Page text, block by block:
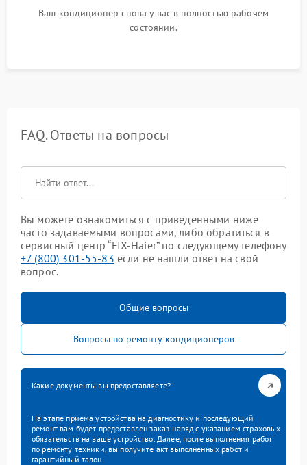
Ваш кондиционер снова у вас в полностью рабочем
состоянии.
FAQ. Ответы на вопросы
Вы можете ознакомиться с приведенными ниже
часто задаваемыми вопросами, либо обратиться в
сервисный центр “FIX-Haier” по следующему телефону
+7 (800) 301-55-83 если не нашли ответ на свой
вопрос.
Общие вопросы
Вопросы по ремонту кондиционеров
Какие документы вы предоставляете?
На этапе приема устройства на диагностику и последующий
ремонт вам будет предоставлен заказ-наряд с указанием страховых
обязательств на ваше устройство. Далее, после выполнения работ
по ремонту техники, вы получите акт выполненных работ и
гарантийный талон.